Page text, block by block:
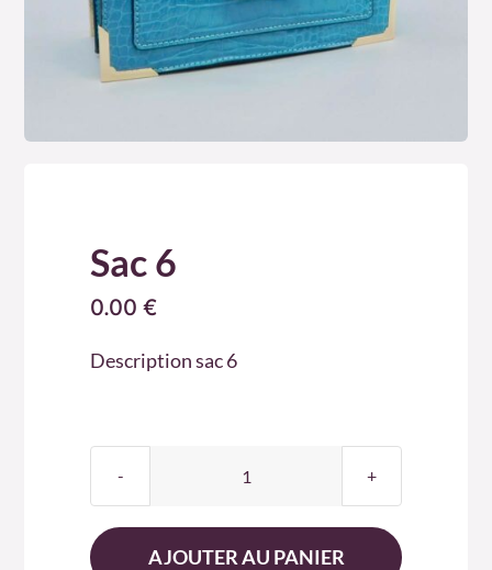
Sac 6
0.00€
Description sac 6
quantité
Sac
AJOUTER AU PANIER